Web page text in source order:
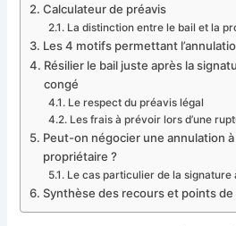
Calculateur de préavis
La distinction entre le bail et la
Les 4 motifs permettant
Résilier le bail juste après la
congé
Le respect du préavis légal
Les frais à prévoir lors d’une
Peut-on négocier une annulation à
propriétaire ?
Le cas particulier de la signature
Synthèse des recours et points de